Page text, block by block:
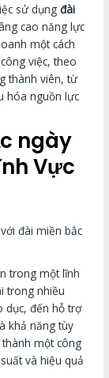
sử dụngđài
cao năng lực
một cách
việc, theo
thành viên, từ
hóa nguồn lực
ngày
Vực
trong một lĩnh
trong nhiều
dục, đến hỗ trợ
khả năng tùy
một công
và hiệu quả